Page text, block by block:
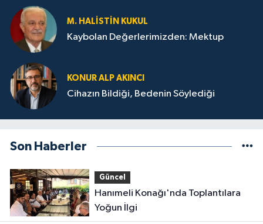
M. HALISTIN KUKUL
Kaybolan Değerlerimizden: Mektup
KONUR ALP AKINCI
Cihazın Bildiği, Bedenin Söylediği
Son Haberler
Güncel
Hanımeli Konağı'nda Toplantılara
Yoğun İlgi